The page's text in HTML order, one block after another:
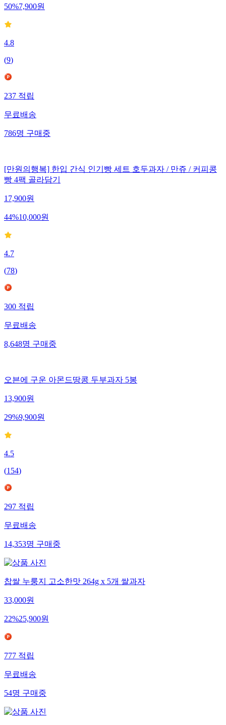
50%7,900원
4.8
(9)
237적립
무료배송
786명구매중
[만원의행복] 한입 간식 인기빵 세트 호두과자 / 만쥬 / 커피콩
빵 4팩 골라담기
17,900원
44%10,000원
4.7
(78)
300적립
무료배송
8,648명구매중
오븐에 구운 아몬드땅콩 두부과자 5봉
13,900원
29%9,900원
4.5
(154)
297적립
무료배송
14,353명구매중
찹쌀 누룽지 고소한맛 264g x 5개 쌀과자
33,000원
22%25,900원
777적립
무료배송
54명구매중